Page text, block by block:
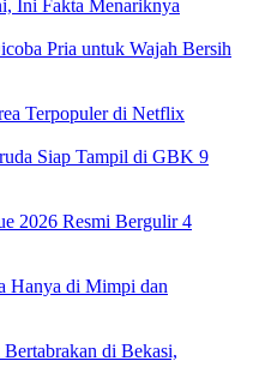
Ini Fakta Menariknya
Pria untuk Wajah Bersih
Terpopuler di Netflix
Siap Tampil di GBK 9
2026 Resmi Bergulir 4
Hanya di Mimpi dan
di Bekasi,